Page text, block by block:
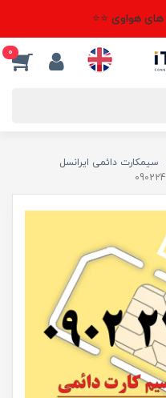
هواوی ⭐⭐
0
سیمکارت دائمی ایرانسل